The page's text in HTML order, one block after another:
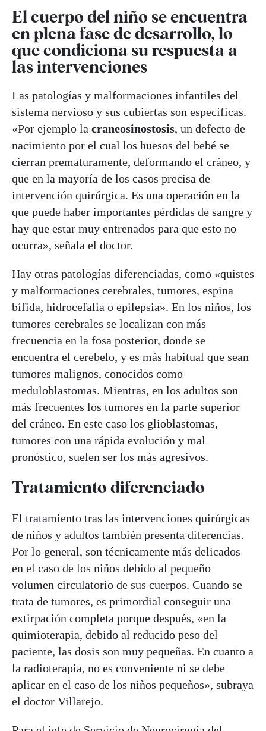
El cuerpo del niño se encuentra
en plena fase de desarrollo, lo
que condiciona su respuesta a
las intervenciones
Las patologías y malformaciones infantiles del
sistema nervioso y sus cubiertas son específicas.
«Por ejemplo la craneosinostosis, un defecto de
nacimiento por el cual los huesos del bebé se
cierran prematuramente, deformando el cráneo, y
que en la mayoría de los casos precisa de
intervención quirúrgica. Es una operación en la
que puede haber importantes pérdidas de sangre y
hay que estar muy entrenados para que esto no
ocurra», señala el doctor.
Hay otras patologías diferenciadas, como «quistes
y malformaciones cerebrales, tumores, espina
bífida, hidrocefalia o epilepsia». En los niños, los
tumores cerebrales se localizan con más
frecuencia en la fosa posterior, donde se
encuentra el cerebelo, y es más habitual que sean
tumores malignos, conocidos como
meduloblastomas. Mientras, en los adultos son
más frecuentes los tumores en la parte superior
del cráneo. En este caso los glioblastomas,
tumores con una rápida evolución y mal
pronóstico, suelen ser los más agresivos.
Tratamiento diferenciado
El tratamiento tras las intervenciones quirúrgicas
de niños y adultos también presenta diferencias.
Por lo general, son técnicamente más delicados
en el caso de los niños debido al pequeño
volumen circulatorio de sus cuerpos. Cuando se
trata de tumores, es primordial conseguir una
extirpación completa porque después, «en la
quimioterapia, debido al reducido peso del
paciente, las dosis son muy pequeñas. En cuanto a
la radioterapia, no es conveniente ni se debe
aplicar en el caso de los niños pequeños», subraya
el doctor Villarejo.